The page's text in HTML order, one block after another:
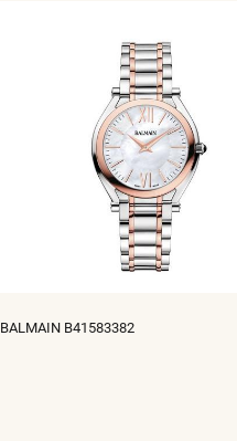
BALMAIN B41583382